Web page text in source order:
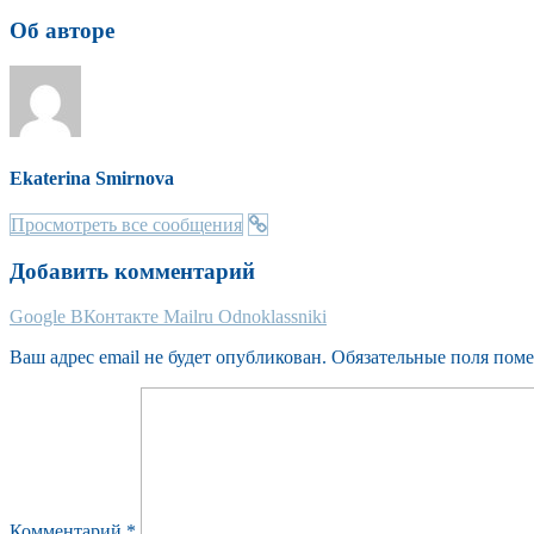
Об авторе
Ekaterina Smirnova
Просмотреть все сообщения
Добавить комментарий
Google ВКонтакте Mailru Odnoklassniki
Ваш адрес email не будет опубликован. Обязательные поля